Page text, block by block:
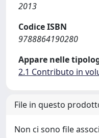
2013
Codice ISBN
9788864190280
Appare nelle
2.1 Contributo in
File in questo
Non ci sono file